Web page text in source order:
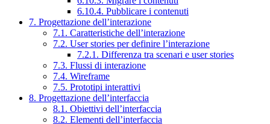
6.10.4. Pubblicare i contenuti
7. Progettazione dell’interazione
7.1. Caratteristiche dell’interazione
7.2. User stories per definire l’interazione
7.2.1. Differenza tra scenari e user stories
7.3. Flussi di interazione
7.4. Wireframe
7.5. Prototipi interattivi
8. Progettazione dell’interfaccia
8.1. Obiettivi dell’interfaccia
8.2. Elementi dell’interfaccia